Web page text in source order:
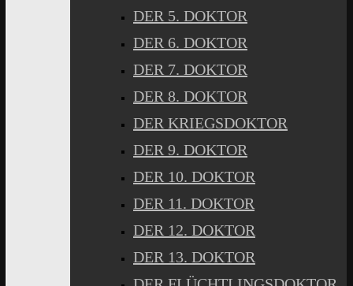
DER 5. DOKTOR
DER 6. DOKTOR
DER 7. DOKTOR
DER 8. DOKTOR
DER KRIEGSDOKTOR
DER 9. DOKTOR
DER 10. DOKTOR
DER 11. DOKTOR
DER 12. DOKTOR
DER 13. DOKTOR